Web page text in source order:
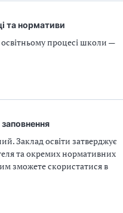
та нормативи
освітньому процесі школи —
Заклад освіти затверджує
та окремих нормативних
зможете скористатися в